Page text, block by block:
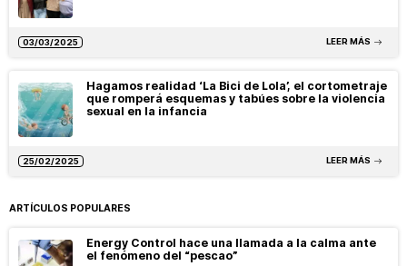
03/03/2025 LEER MÁS
Hagamos realidad ‘La Bici de Lola’, el cortometraje
que romperá esquemas y tabúes sobre la violencia
sexual en la infancia
25/02/2025 LEER MÁS
ARTÍCULOS POPULARES
Energy Control hace una llamada a la calma ante
el fenómeno del “pescao”